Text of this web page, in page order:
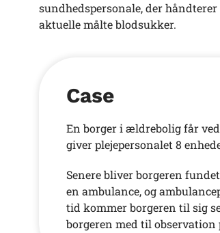
sundhedspersonale, der
aktuelle målte blodsukker.
Case
En borger i ældrebolig får
giver plejepersonalet 8
Senere bliver borgeren
en ambulance, og
tid kommer borgeren til sig
borgeren med til observation